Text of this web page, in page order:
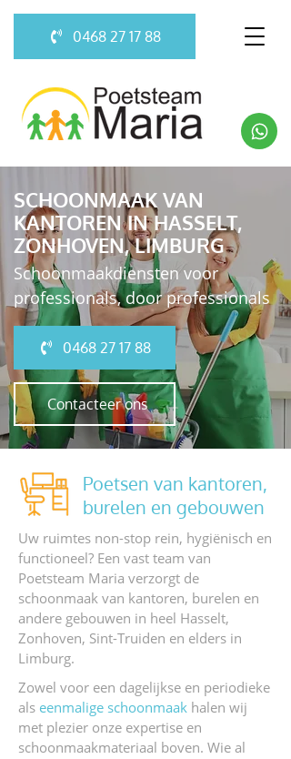
0468 27 17 88
SCHOONMAAK VAN
KANTOREN IN HASSELT,
ZONHOVEN, LIMBURG
Schoonmaakdiensten voor
professionals, door professionals
0468 27 17 88
Contacteer ons
Poetsen van kantoren,
burelen en gebouwen
Uw ruimtes non-stop rein, hygiënisch en
functioneel? Een vast team van
Poetsteam Maria verzorgt de
schoonmaak van kantoren, burelen en
andere gebouwen in heel Hasselt,
Zonhoven, Sint-Truiden en elders in
Limburg.
Zowel voor een dagelijkse en periodieke
als eenmalige schoonmaak halen wij
met plezier onze expertise en
schoonmaakmateriaal boven. Wie al